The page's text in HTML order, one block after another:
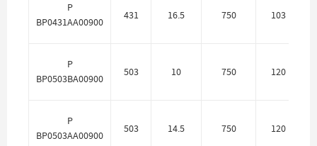
P
BP0431AA00900
431 16.5 750 103
P
BP0503BA00900
503 10 750 120
P
BP0503AA00900
503 14.5 750 120